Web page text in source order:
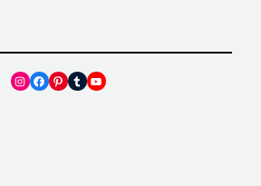
Instagram
Facebook
Pinterest
TumblrYouTube